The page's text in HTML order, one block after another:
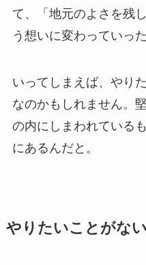
て、「地元のよさを残
う想いに変わっていっ
いってしまえば、やり
なのかもしれません。
の内にしまわれている
にあるんだと。
やりたいことがな